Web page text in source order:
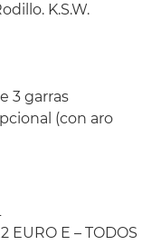
K.S.W.
3 garras
(con aro
EURO E – TODOS